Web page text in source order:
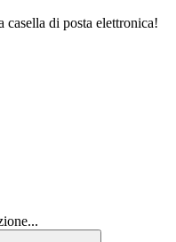
di posta elettronica!